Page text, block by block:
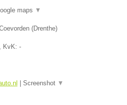
maps ▼
(Drenthe)
KvK: -
Screenshot ▼